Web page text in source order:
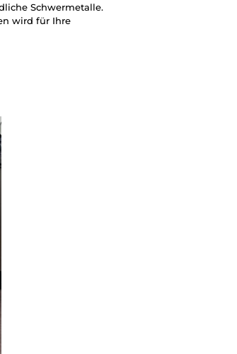
Schwermetalle.
wird für Ihre